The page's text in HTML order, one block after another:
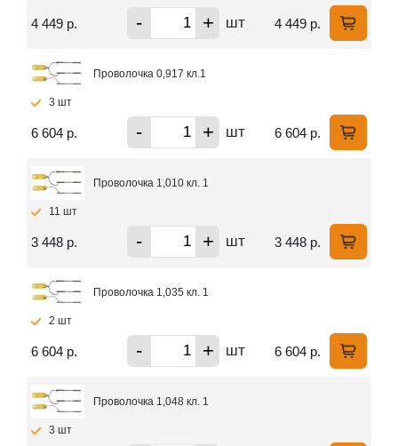
4 449 р. - + шт 4 449 р.
Проволочка 0,917 кл.1
3 шт
6 604 р. - + шт 6 604 р.
Проволочка 1,010 кл. 1
11 шт
3 448 р. - + шт 3 448 р.
Проволочка 1,035 кл. 1
2 шт
6 604 р. - + шт 6 604 р.
Проволочка 1,048 кл. 1
3 шт